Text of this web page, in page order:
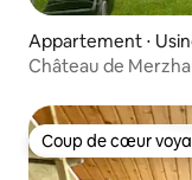
Appartement ⋅
Château de
Coup de cœur
Coup de cœur